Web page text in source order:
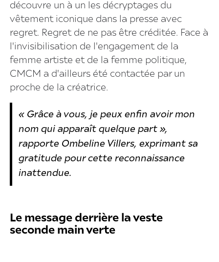
découvre un à un les décryptages du
vêtement iconique dans la presse avec
regret. Regret de ne pas être créditée. Face à
l'invisibilisation de l'engagement de la
femme artiste et de la femme politique,
CMCM a d'ailleurs été contactée par un
proche de la créatrice.
« Grâce à vous, je peux enfin avoir mon
nom qui apparaît quelque part »,
rapporte Ombeline Villers, exprimant sa
gratitude pour cette reconnaissance
inattendue.
Le message derrière la veste
seconde main verte